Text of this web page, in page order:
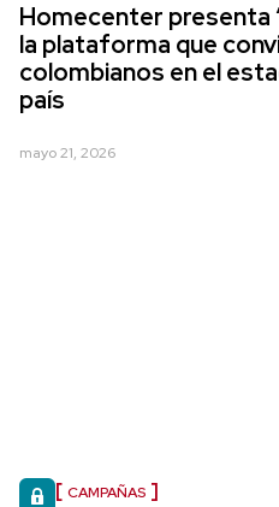
Homecenter presenta
la plataforma que
colombianos en el
país
mayo 21, 2026
CAMPAÑAS